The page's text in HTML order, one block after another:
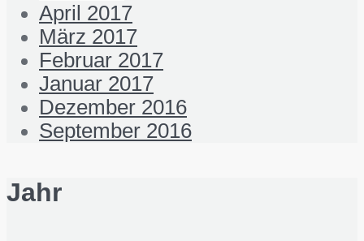
April 2017
März 2017
Februar 2017
Januar 2017
Dezember 2016
September 2016
Jahr